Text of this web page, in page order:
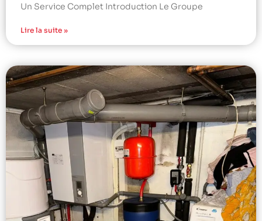
Un Service Complet Introduction Le Groupe
Lire la suite »